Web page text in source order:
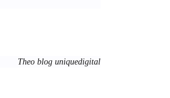
Theo blog uniquedigital